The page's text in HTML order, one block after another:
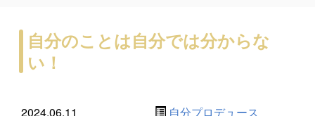
自分のことは自分では分からな
い！
2024.06.11 自分プロデュース